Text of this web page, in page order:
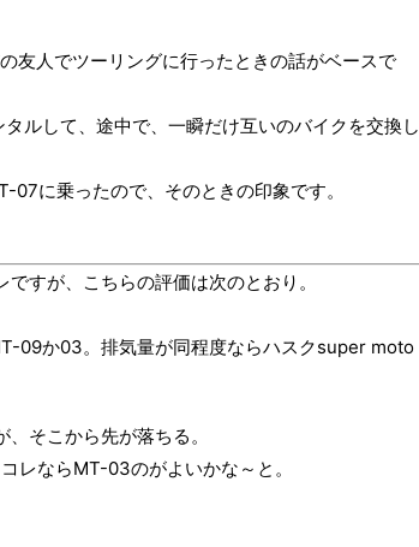
友人でツーリングに行ったときの話がベースで
ルして、途中で、一瞬だけ互いのバイクを交換し
に乗ったので、そのときの印象です。
すが、こちらの評価は次のとおり。
09か03。排気量が同程度ならハスクsuper moto
そこから先が落ちる。
レならMT-03のがよいかな～と。